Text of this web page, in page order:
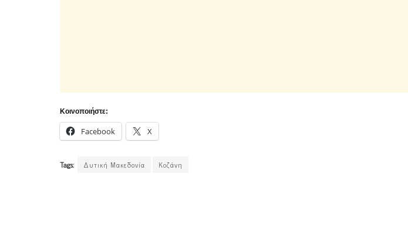
Κοινοποιήστε:
Facebook X
Tags: Δυτική Μακεδονία Κοζάνη